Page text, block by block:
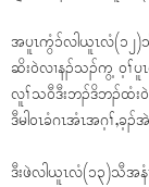
အပူၤကွံၥ်လါယူၤလံ(၁၂
ဆိးဝဲလၢနၣ်သၣ်ကွ့ ဝ့ၢ်ပူၤ
လူၢ်သဝီဒီးဘၣ်ဒိဘၣ်ထံး
ဒီမါ၀ၤခံဂၤအံၤအဂ့ၢ်,ခ့ၣ်
ဒီးဖဲလါယူၤလံ(၁၃)သီအ